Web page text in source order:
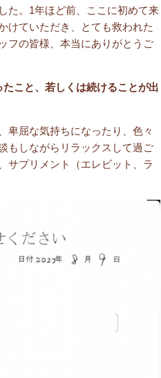
た。1年ほど前、ここに初めて来
けていただき、とても救われた
フの皆様、本当にありがとうご
こと、若しくは続けることが出
卑屈な気持ちになったり、色々
もしながらリラックスして過ご
サプリメント（エレビット、ラ